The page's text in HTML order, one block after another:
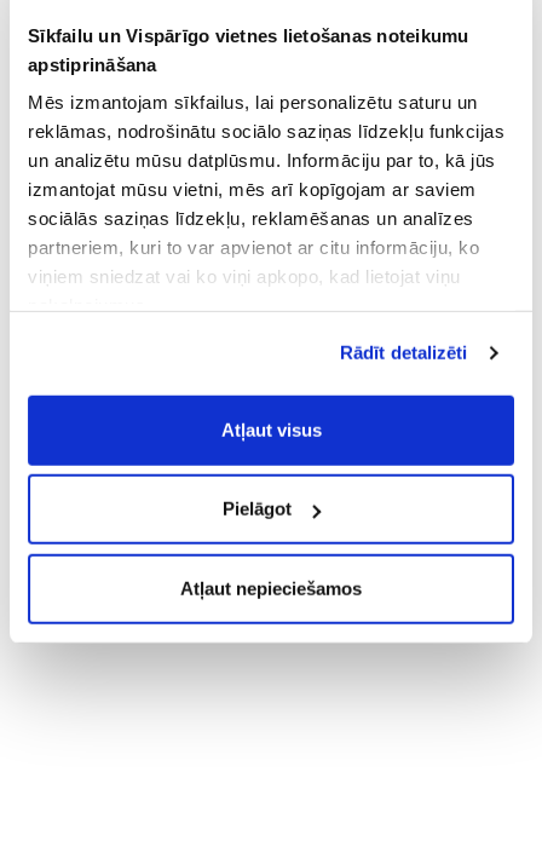
Sīkfailu un Vispārīgo vietnes lietošanas noteikumu
apstiprināšana
Mēs izmantojam sīkfailus, lai personalizētu saturu un
reklāmas, nodrošinātu sociālo saziņas līdzekļu funkcijas
un analizētu mūsu datplūsmu. Informāciju par to, kā jūs
izmantojat mūsu vietni, mēs arī kopīgojam ar saviem
sociālās saziņas līdzekļu, reklamēšanas un analīzes
partneriem, kuri to var apvienot ar citu informāciju, ko
viņiem sniedzat vai ko viņi apkopo, kad lietojat viņu
Vispārīgiem vietnes lietošanas
noteikumiem(saīsināti - VVLN).
Rādīt detalizēti
Atļaut visus
Pielāgot
Atļaut nepieciešamos